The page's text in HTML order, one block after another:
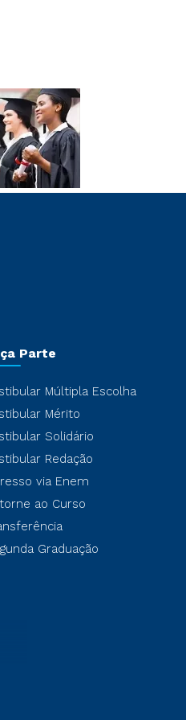
Parte
Múltipla Escolha
Mérito
Solidário
Redação
via Enem
ao Curso
Graduação